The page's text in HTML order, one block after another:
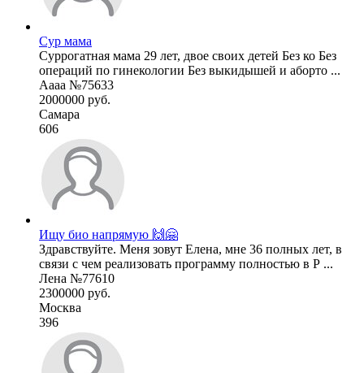
Сур мама
Суррогатная мама 29 лет, двое своих детей Без ко Без
операций по гинекологии Без выкидышей и аборто ...
Аааа №75633
2000000 руб.
Самара
606
Ищу био напрямую 🙌🤗
Здравствуйте. Меня зовут Елена, мне 36 полных лет, в
связи с чем реализовать программу полностью в Р ...
Лена №77610
2300000 руб.
Москва
396